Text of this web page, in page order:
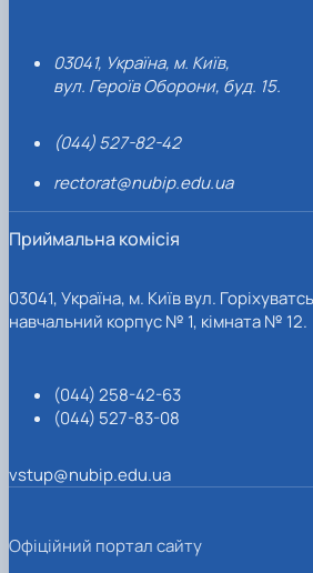
03041, Україна, м. Київ,
вул. Героїв Оборони, буд. 15.
(044) 527-82-42
rectorat@nubip.edu.ua
Приймальна комісія
03041, Україна, м. Київ вул.
навчальний корпус № 1, кімната № 12.
(044) 258-42-63
(044) 527-83-08
vstup@nubip.edu.ua
Офіційний портал сайту